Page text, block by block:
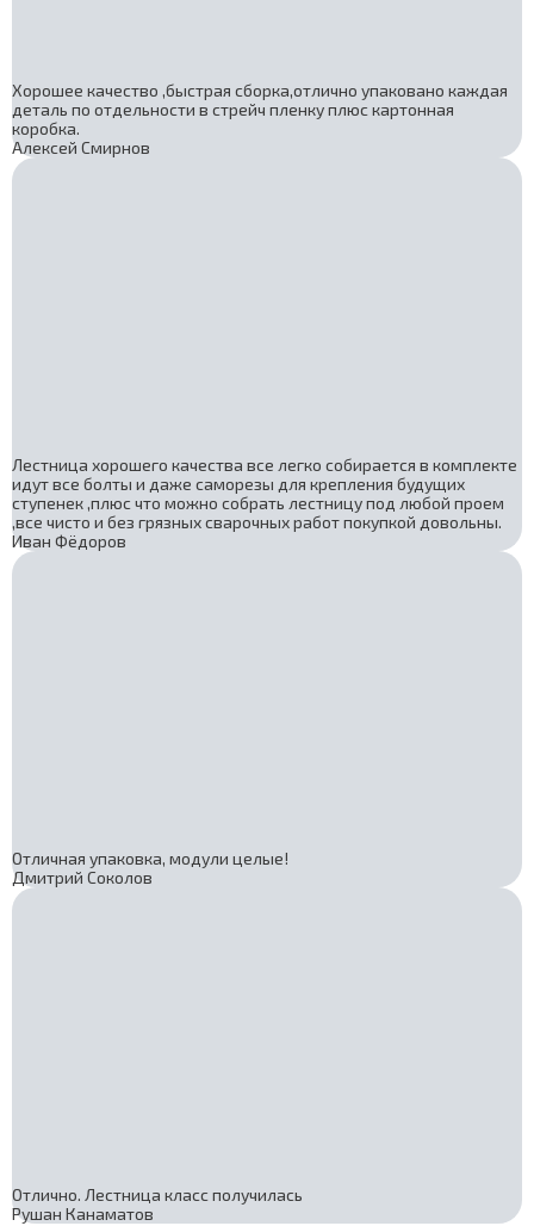
Хорошее качество ,быстрая сборка,отлично упаковано каждая
деталь по отдельности в стрейч пленку плюс картонная
коробка.
Алексей Смирнов
Лестница хорошего качества все легко собирается в комплекте
идут все болты и даже саморезы для крепления будущих
ступенек ,плюс что можно собрать лестницу под любой проем
,все чисто и без грязных сварочных работ покупкой довольны.
Иван Фёдоров
Отличная упаковка, модули целые!
Дмитрий Соколов
Отлично. Лестница класс получилась
Рушан Канаматов